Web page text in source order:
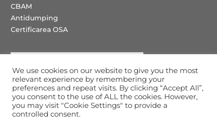
CBAM
Antidumping
Certificarea OSA
Drepturi de autor RYWAL-RHC ROMANIA: 2025
We use cookies on our website to give you the most
relevant experience by remembering your
preferences and repeat visits. By clicking “Accept All”,
you consent to the use of ALL the cookies. However,
you may visit "Cookie Settings" to provide a
controlled consent.